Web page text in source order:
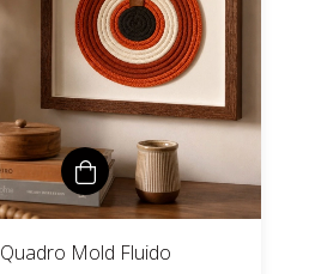
Quadro Mold Fluido